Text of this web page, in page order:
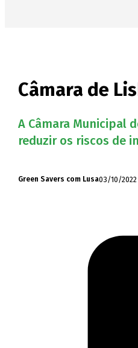
Câmara de
A Câmara Municipal
reduzir os riscos de
Green Savers com Lusa03/10/2022